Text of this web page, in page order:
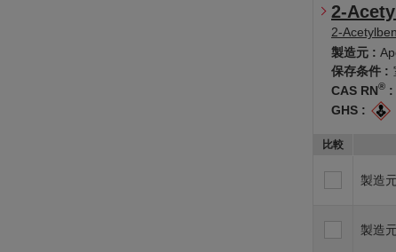
2-
2-
製造元 :
保存条件 :
CAS RN® :
GHS :
比較
製造元
製造元